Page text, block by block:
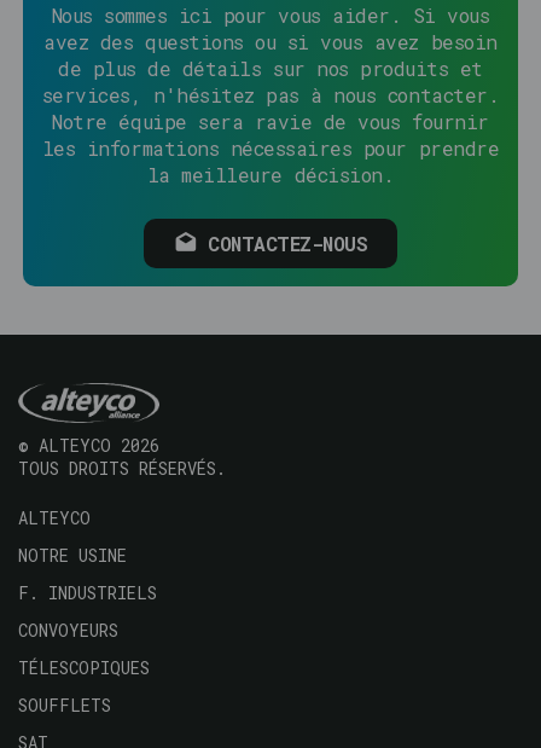
Nous sommes ici pour vous aider. Si vous
avez des questions ou si vous avez besoin
de plus de détails sur nos produits et
services, n'hésitez pas à nous contacter.
Notre équipe sera ravie de vous fournir
les informations nécessaires pour prendre
la meilleure décision.
CONTACTEZ-NOUS
© ALTEYCO 2026
TOUS DROITS RÉSERVÉS.
Navegación
principal
ALTEYCO
NOTRE USINE
F. INDUSTRIELS
CONVOYEURS
TÉLESCOPIQUES
SOUFFLETS
SAT